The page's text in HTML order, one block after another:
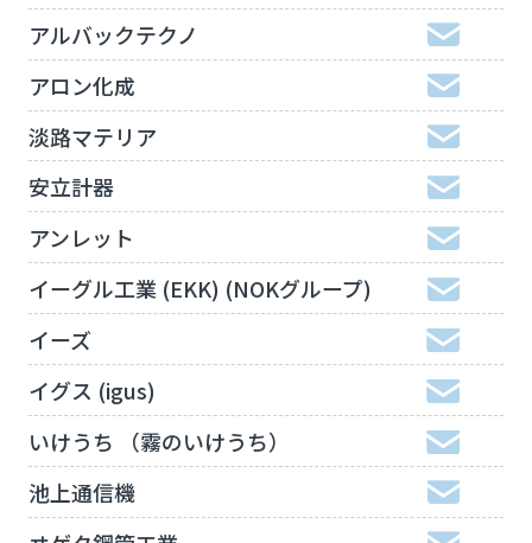
アルバックテクノ
アロン化成
淡路マテリア
安立計器
アンレット
イーグル工業 (EKK) (NOKグループ)
イーズ
イグス (igus)
いけうち （霧のいけうち）
池上通信機